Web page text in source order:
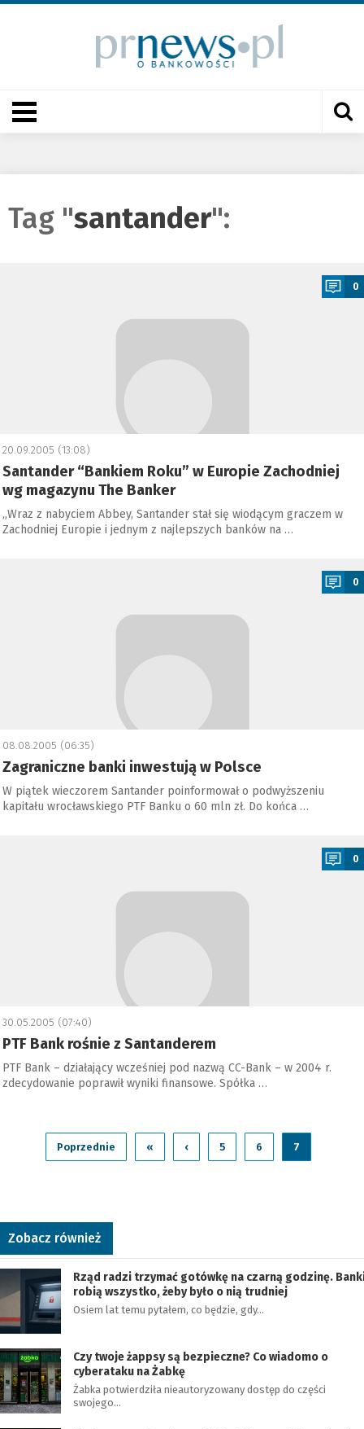
Tag "santander":
0
20.09.2005 (13:08)
Santander “Bankiem Roku” w Europie Zachodniej
wg magazynu The Banker
„Wraz z nabyciem Abbey, Santander stał się wiodącym graczem w
Zachodniej Europie i jednym z najlepszych banków na …
0
08.08.2005 (06:35)
Zagraniczne banki inwestują w Polsce
W piątek wieczorem Santander poinformował o podwyższeniu
kapitału wrocławskiego PTF Banku o 60 mln zł. Do końca …
0
30.05.2005 (07:40)
PTF Bank rośnie z Santanderem
PTF Bank – działający wcześniej pod nazwą CC-Bank – w 2004 r.
zdecydowanie poprawił wyniki finansowe. Spółka …
Poprzednie « ‹ 5 6 7
Zobacz również
Rząd radzi trzymać gotówkę na czarną godzinę.
robią wszystko, żeby było o nią trudniej
Osiem lat temu pytałem, co będzie, gdy…
Czy twoje żappsy są bezpieczne? Co wiadomo o
cyberataku na Żabkę
Żabka potwierdziła nieautoryzowany dostęp do części
swojego…